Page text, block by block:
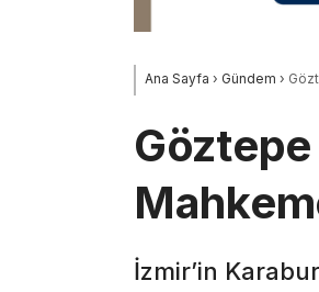
Ana Sayfa › Gündem ›
Göztepe
İzmir’in